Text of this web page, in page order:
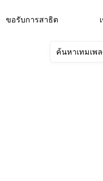
ขอรับการสาธิต